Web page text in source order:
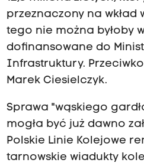
przeznaczony na wkład
tego nie można byłoby
dofinansowane do
Infrastruktury.
Marek Ciesielczyk.
Sprawa "wąskiego
mogła być już dawno
Polskie Linie Kolejowe
tarnowskie wiadukty